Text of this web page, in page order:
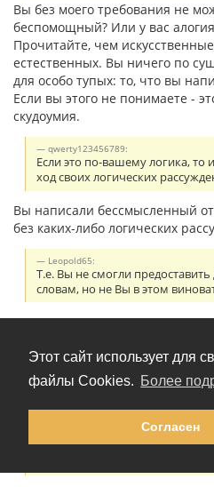
Этот сайт использует для
файлы Cookies. Более
Согласен
Вы без моего требования не
беспомощный? Или у вас
Прочитайте, чем
естественных. Вы ничего по
для особо тупых: то, что вы
Если вы этого не понимаете -
скудоумия.
qwerty123456789:
Если это по-вашему логика, то
ход своих логических
Вы написали бессмысленный
без каких-либо логических
Leopold65:
Т.е. Вы не смогли предоставить
словам, но не Вы в этом
Если вы не понимаете смысл
Leopold65:
1. Эсперанто это
Земенгофом и известна история
Leopold65:
2. Где я утверждал, что это Вы